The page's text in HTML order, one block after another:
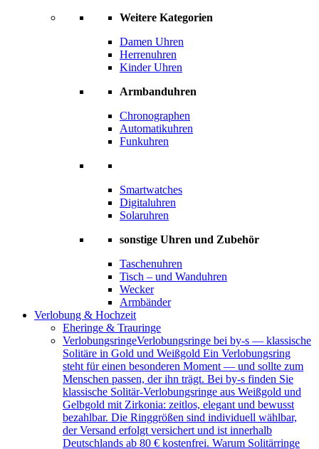
Weitere Kategorien
Damen Uhren
Herrenuhren
Kinder Uhren
Armbanduhren
Chronographen
Automatikuhren
Funkuhren
Smartwatches
Digitaluhren
Solaruhren
sonstige Uhren und Zubehör
Taschenuhren
Tisch – und Wanduhren
Wecker
Armbänder
Verlobung & Hochzeit
Eheringe & Trauringe
VerlobungsringeVerlobungsringe bei by-s — klassische
Solitäre in Gold und Weißgold Ein Verlobungsring
steht für einen besonderen Moment — und sollte zum
Menschen passen, der ihn trägt. Bei by-s finden Sie
klassische Solitär-Verlobungsringe aus Weißgold und
Gelbgold mit Zirkonia: zeitlos, elegant und bewusst
bezahlbar. Die Ringgrößen sind individuell wählbar,
der Versand erfolgt versichert und ist innerhalb
Deutschlands ab 80 € kostenfrei. Warum Solitärringe